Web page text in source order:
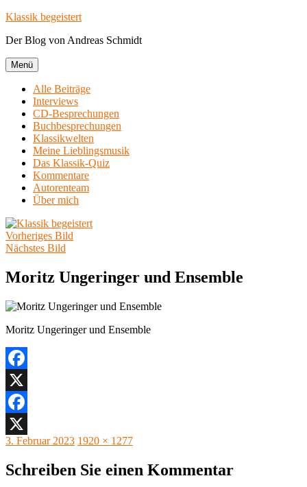
Zum
springen
Klassik begeistert
Der Blog von Andreas Schmidt
Menü
Alle Beiträge
Interviews
CD-Besprechungen
Buchbesprechungen
Klassikwelten
Meine Lieblingsmusik
Das Klassik-Quiz
Kommentare
Autorenteam
Über mich
Vorheriges Bild
Nächstes Bild
Moritz Ungeringer und Ensemble
Moritz Ungeringer und Ensemble
Facebook
X
Facebook
X
Veröffentlicht
3. Februar 2023 Originalgröße
1920 × 1277
Schreiben Sie einen Kommentar